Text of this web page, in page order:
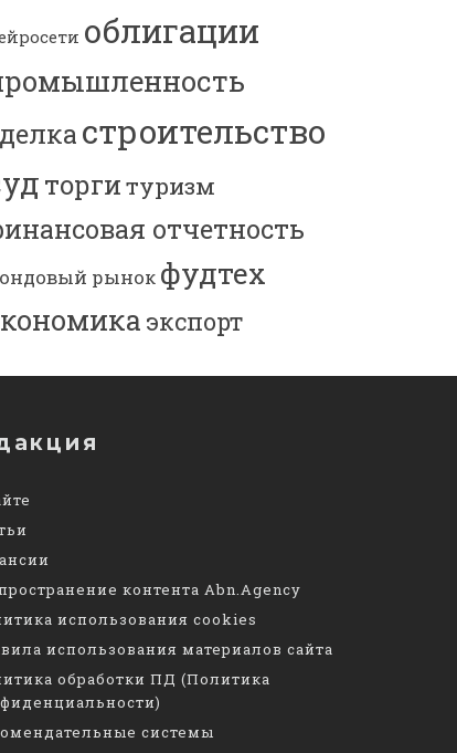
облигации
строительство
торгитуризм
отчетность
рынок фудтех
экспорт
контента Abn.Agency
использования cookies
использования материалов сайта
обработки ПД (Политика
системы